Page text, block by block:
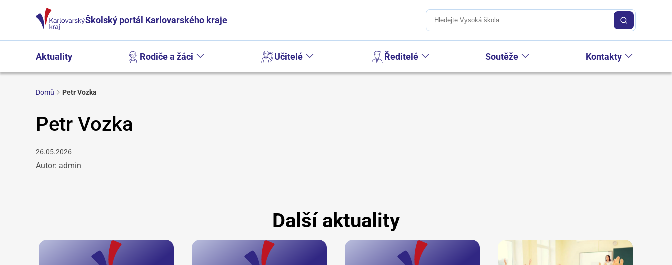
Školský portál Karlovarského kraje
Aktuality Rodiče a žáci Učitelé Ředitelé Soutěže Kontakty
Domů Petr Vozka
Petr Vozka
26.05.2026
Autor: admin
Další aktuality